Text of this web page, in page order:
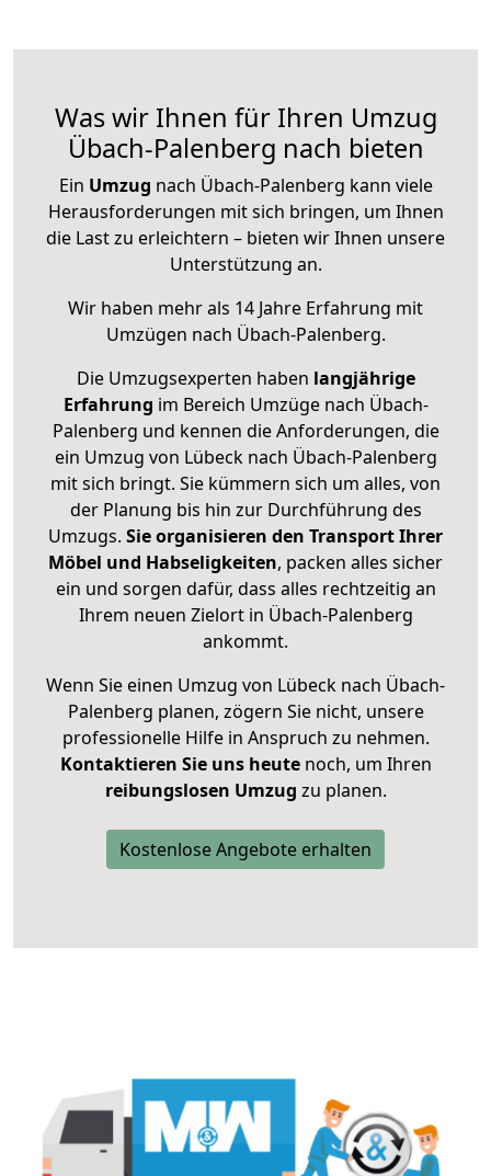
Was wir Ihnen für Ihren Umzug
Übach-Palenberg nach bieten
Ein Umzug nach Übach-Palenberg kann viele
Herausforderungen mit sich bringen, um Ihnen
die Last zu erleichtern – bieten wir Ihnen unsere
Unterstützung an.
Wir haben mehr als 14 Jahre Erfahrung mit
Umzügen nach Übach-Palenberg.
Die Umzugsexperten haben langjährige
Erfahrung im Bereich Umzüge nach Übach-
Palenberg und kennen die Anforderungen, die
ein Umzug von Lübeck nach Übach-Palenberg
mit sich bringt. Sie kümmern sich um alles, von
der Planung bis hin zur Durchführung des
Umzugs. Sie organisieren den Transport Ihrer
Möbel und Habseligkeiten, packen alles sicher
ein und sorgen dafür, dass alles rechtzeitig an
Ihrem neuen Zielort in Übach-Palenberg
ankommt.
Wenn Sie einen Umzug von Lübeck nach Übach-
Palenberg planen, zögern Sie nicht, unsere
professionelle Hilfe in Anspruch zu nehmen.
Kontaktieren Sie uns heutenoch, um Ihren
reibungslosen Umzug zu planen.
Kostenlose Angebote erhalten